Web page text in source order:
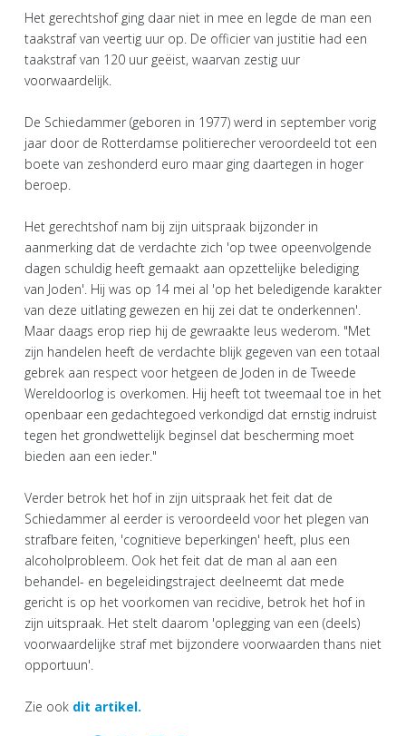
Het gerechtshof ging daar niet in mee en legde de man een
taakstraf van veertig uur op. De officier van justitie had een
taakstraf van 120 uur geëist, waarvan zestig uur
voorwaardelijk.
De Schiedammer (geboren in 1977) werd in september vorig
jaar door de Rotterdamse politierecher veroordeeld tot een
boete van zeshonderd euro maar ging daartegen in hoger
beroep.
Het gerechtshof nam bij zijn uitspraak bijzonder in
aanmerking dat de verdachte zich 'op twee opeenvolgende
dagen schuldig heeft gemaakt aan opzettelijke belediging
van Joden'. Hij was op 14 mei al 'op het beledigende karakter
van deze uitlating gewezen en hij zei dat te onderkennen'.
Maar daags erop riep hij de gewraakte leus wederom. "Met
zijn handelen heeft de verdachte blijk gegeven van een totaal
gebrek aan respect voor hetgeen de Joden in de Tweede
Wereldoorlog is overkomen. Hij heeft tot tweemaal toe in het
openbaar een gedachtegoed verkondigd dat ernstig indruist
tegen het grondwettelijk beginsel dat bescherming moet
bieden aan een ieder."
Verder betrok het hof in zijn uitspraak het feit dat de
Schiedammer al eerder is veroordeeld voor het plegen van
strafbare feiten, 'cognitieve beperkingen' heeft, plus een
alcoholprobleem. Ook het feit dat de man al aan een
behandel- en begeleidingstraject deelneemt dat mede
gericht is op het voorkomen van recidive, betrok het hof in
zijn uitspraak. Het stelt daarom 'oplegging van een (deels)
voorwaardelijke straf met bijzondere voorwaarden thans niet
opportuun'.
Zie ook dit artikel.